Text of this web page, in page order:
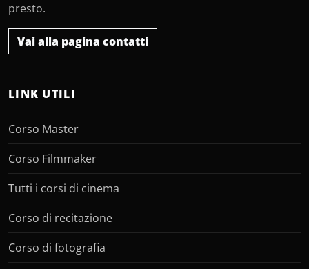
presto.
Vai alla pagina contatti
LINK UTILI
Corso Master
Corso Filmmaker
Tutti i corsi di cinema
Corso di recitazione
Corso di fotografia